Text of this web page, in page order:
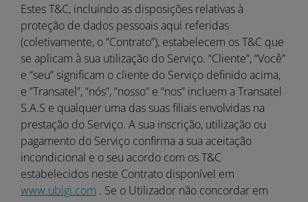
Estes T&C, incluindo as disposições relativas à
proteção de dados pessoais aqui referidas
(coletivamente, o “Contrato”), estabelecem os T&C que
se aplicam à sua utilização do Serviço. “Cliente”, “Você”
e “seu” significam o cliente do Serviço definido acima,
e “Transatel”, “nós”, “nosso” e “nos” incluem a Transatel
S.A.S e qualquer uma das suas filiais envolvidas na
prestação do Serviço. A sua inscrição, utilização ou
pagamento do Serviço confirma a sua aceitação
incondicional e o seu acordo com os T&C
estabelecidos neste Contrato disponível em
www.ubigi.com . Se o Utilizador não concordar em